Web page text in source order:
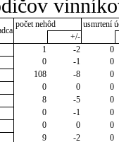
počet nehôd
usmrtení
+/-
1 -2
0
0 -1
0
108 -8
0
0 0
0
8 -5
0
0 -1
0
0 0
0
9 -2
0